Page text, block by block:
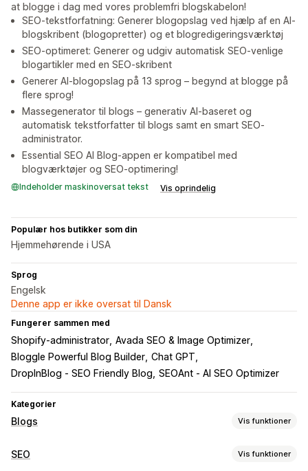
at blogge i dag med vores problemfri blogskabelon!
SEO-tekstforfatning: Generer blogopslag ved hjælp af en AI-
blogskribent (blogopretter) og et blogredigeringsværktøj
SEO-optimeret: Generer og udgiv automatisk SEO-venlige
blogartikler med en SEO-skribent
Generer AI-blogopslag på 13 sprog – begynd at blogge på
flere sprog!
Massegenerator til blogs – generativ AI-baseret og
automatisk tekstforfatter til blogs samt en smart SEO-
administrator.
Essential SEO AI Blog-appen er kompatibel med
blogværktøjer og SEO-optimering!
Indeholder maskinoversat tekst Vis oprindelig
Populær hos butikker som din
Hjemmehørende i USA
Sprog
Engelsk
Denne app er ikke oversat til Dansk
Fungerer sammen med
Shopify-administrator Avada SEO & Image Optimizer
Bloggle Powerful Blog Builder Chat GPT
DropInBlog ‑ SEO Friendly Blog SEOAnt ‑ AI SEO Optimizer
Kategorier
Blogs Vis funktioner
Skabelse af indhold
SEO Vis funktioner